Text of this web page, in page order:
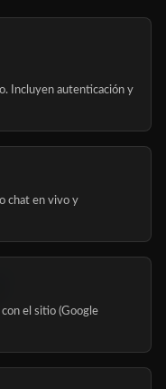
Incluyen autenticación y
chat en vivo y
el sitio (Google